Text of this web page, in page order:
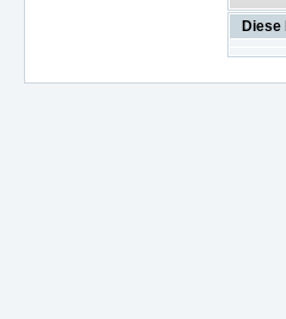
Diese